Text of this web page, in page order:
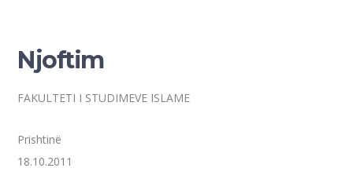
Njoftim
FAKULTETI I STUDIMEVE ISLAME
Prishtinë
18.10.2011